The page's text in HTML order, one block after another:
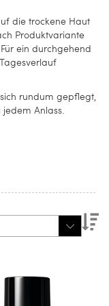
die trockene Haut
Produktvariante
ein durchgehend
rundum gepflegt,
Anlass.